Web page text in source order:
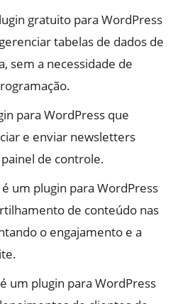
gratuito para WordPress
tabelas de dados de
sem a necessidade de
para WordPress que
e enviar newsletters
de controle.
é um plugin para WordPress
de conteúdo nas
o engajamento e a
é um plugin para WordPress